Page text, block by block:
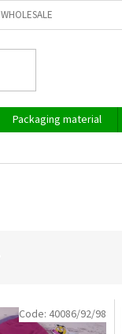
WHOLESALE
Packaging material
Code: 40086/92/98